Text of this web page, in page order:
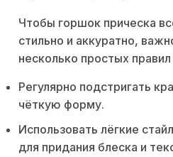
Чтобы горшок прическа
стильно и аккуратно,
несколько простых
Регулярно подстригать
чёткую форму.
Использовать лёгкие
для придания блеска и